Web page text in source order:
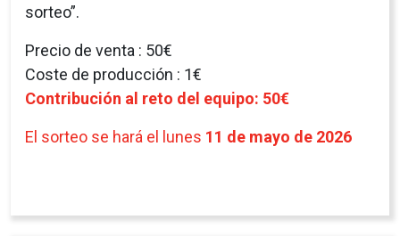
para ajustarla a la muñeca.
Precio de venta : 2,00€
Coste de producción : 1,00€
Contribución al reto del equipo: 1,00€